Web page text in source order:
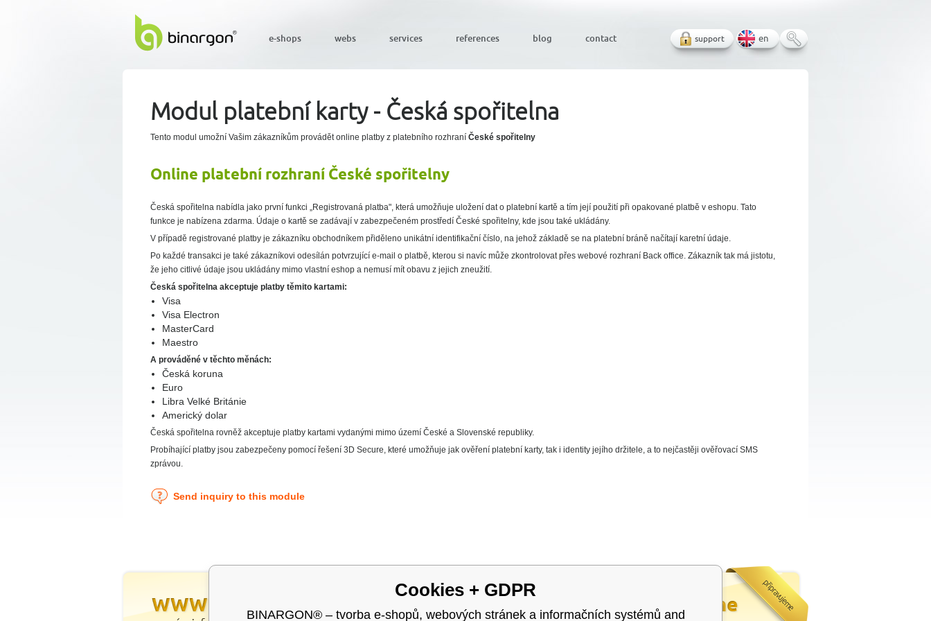
Modul platební karty - Česká spořitelna
Tento modul umožní Vašim zákazníkům provádět online platby z platebního rozhraní České spořitelny
Online platební rozhraní České spořitelny
Česká spořitelna nabídla jako první funkci „Registrovaná platba", která umožňuje uložení dat o platební kartě a tím její použití při opakované platbě v eshopu. Tato
funkce je nabízena zdarma. Údaje o kartě se zadávají v zabezpečeném prostředí České spořitelny, kde jsou také ukládány.
V případě registrované platby je zákazníku obchodníkem přiděleno unikátní identifikační číslo, na jehož základě se na platební bráně načítají karetní údaje.
Po každé transakci je také zákazníkovi odesílán potvrzující e-mail o platbě, kterou si navíc může zkontrolovat přes webové rozhraní Back office. Zákazník tak má jistotu,
že jeho citlivé údaje jsou ukládány mimo vlastní eshop a nemusí mít obavu z jejich zneužití.
Česká spořitelna akceptuje platby těmito kartami:
Visa
Visa Electron
MasterCard
Maestro
A prováděné v těchto měnách:
Česká koruna
Euro
Libra Velké Británie
Americký dolar
Česká spořitelna rovněž akceptuje platby kartami vydanými mimo území České a Slovenské republiky.
Probíhající platby jsou zabezpečeny pomocí řešení 3D Secure, které umožňuje jak ověření platební karty, tak i identity jejího držitele, a to nejčastěji ověřovací SMS
zprávou.
Send inquiry to this module
e-shops webs services references blog contact support en
Cookies + GDPR
BINARGON® – tvorba e-shopů, webových stránek a informačních systémů and